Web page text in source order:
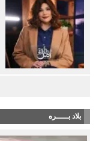
بلاد بـــــره